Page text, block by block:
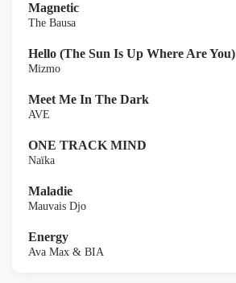
Magnetic
The Bausa
Hello (The Sun Is Up Where Are You)
Mizmo
Meet Me In The Dark
AVE
ONE TRACK MIND
Naïka
Maladie
Mauvais Djo
Energy
Ava Max & BIA